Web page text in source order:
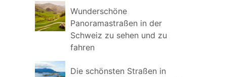
Wunderschöne
Panoramastraßen in der
Schweiz zu sehen und zu
fahren
Die schönsten Straßen in